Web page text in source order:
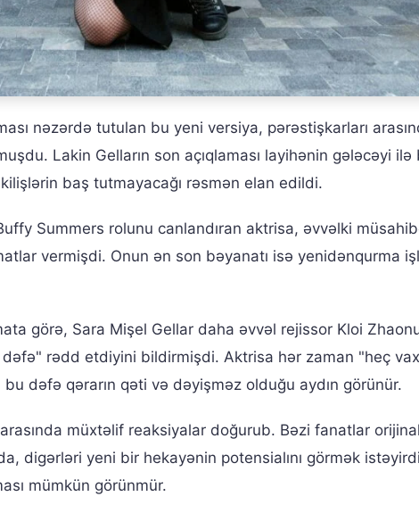
nəzərdə tutulan bu yeni versiya, pərəstişkarları
Lakin Gelların son açıqlaması layihənin gələcəyi ilə
baş tutmayacağı rəsmən elan edildi.
Summers rolunu canlandıran aktrisa, əvvəlki
vermişdi. Onun ən son bəyanatı isə yenidənqurma
görə, Sara Mişel Gellar daha əvvəl rejissor Kloi
rədd etdiyini bildirmişdi. Aktrisa hər zaman "heç
dəfə qərarın qəti və dəyişməz olduğu aydın görünür.
müxtəlif reaksiyalar doğurub. Bəzi fanatlar
digərləri yeni bir hekayənin potensialını görmək
mümkün görünmür.